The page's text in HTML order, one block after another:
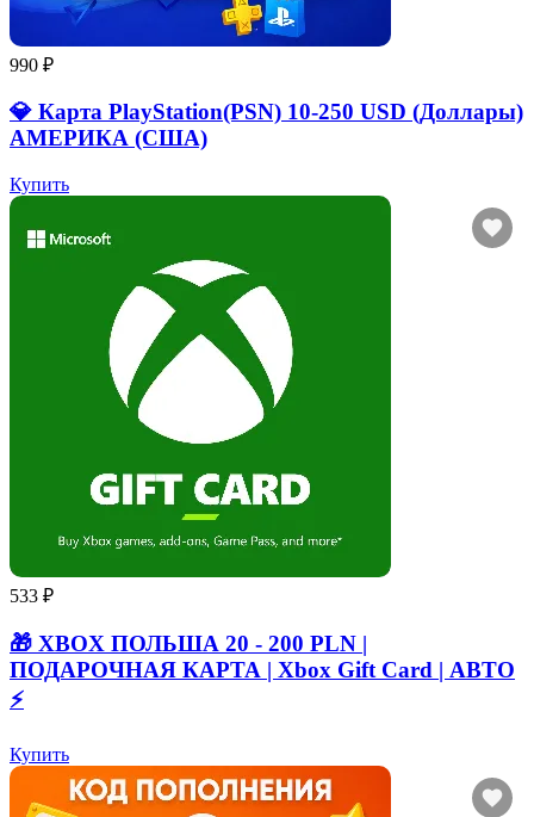
990 ₽
💎 Карта PlayStation(PSN) 10-250 USD (Доллары)
АМЕРИКА (США)
Купить
533 ₽
🎁 XBOX ПОЛЬША 20 - 200 PLN |
ПОДАРОЧНАЯ КАРТА | Xbox Gift Card | АВТО
⚡
Купить